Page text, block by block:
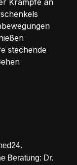
stechende
Beratung: Dr.